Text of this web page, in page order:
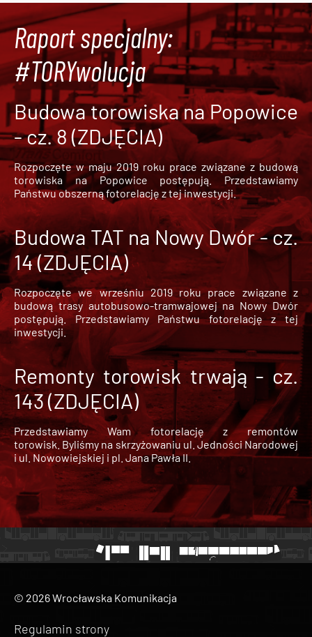
Raport specjalny:
#TORYwolucja
Budowa torowiska na Popowice
- cz. 8 (ZDJĘCIA)
Rozpoczęte w maju 2019 roku prace związane z budową
torowiska na Popowice
postępują. Przedstawiamy
Państwu obszerną fotorelację z tej inwestycji.
Budowa TAT na Nowy Dwór - cz.
14 (ZDJĘCIA)
Rozpoczęte we wrześniu 2019 roku prace związane z
budową trasy autobusowo-tramwajowej na Nowy Dwór
postępują. Przedstawiamy Państwu fotorelację z tej
inwestycji.
Remonty torowisk trwają - cz.
143 (ZDJĘCIA)
Przedstawiamy Wam fotorelację z remontów
torowisk. Byliśmy na skrzyżowaniu ul. Jedności Narodowej
i ul. Nowowiejskiej i pl. Jana Pawła II.
© 2026 Wrocławska Komunikacja
Regulamin strony